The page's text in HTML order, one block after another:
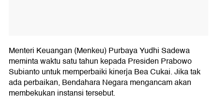
Menteri Keuangan (Menkeu) Purbaya Yudhi Sadewa
meminta waktu satu tahun kepada Presiden Prabowo
Subianto untuk memperbaiki kinerja Bea Cukai. Jika tak
ada perbaikan, Bendahara Negara mengancam akan
membekukan instansi tersebut.